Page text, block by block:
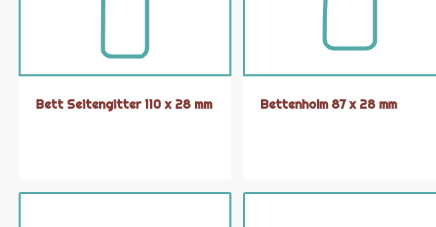
Bett Seitengitter 110 x 28 mm Bettenholm 87 x 28 mm